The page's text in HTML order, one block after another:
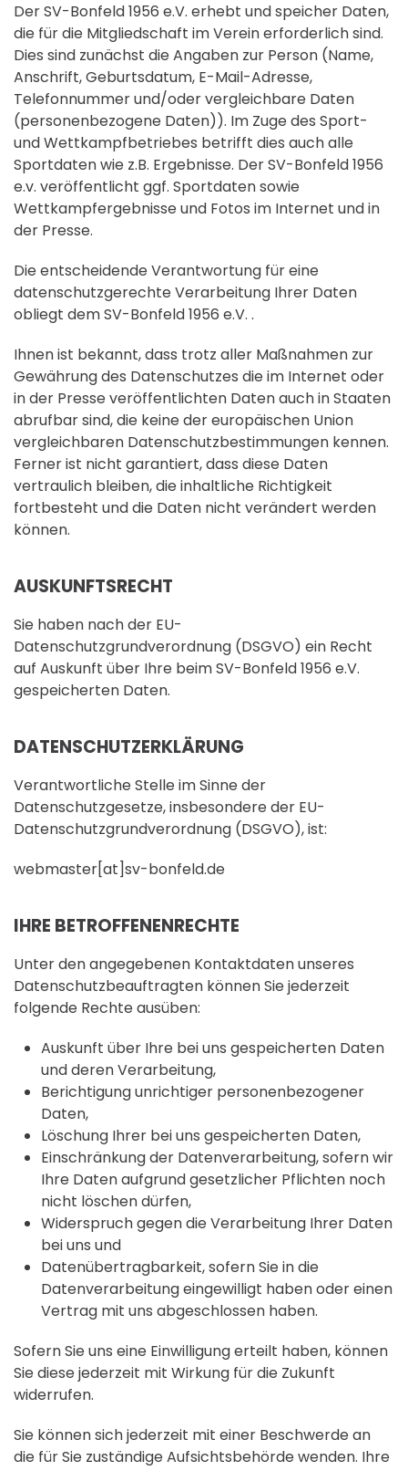
Der SV-Bonfeld 1956 e.V. erhebt und speicher Daten,
die für die Mitgliedschaft im Verein erforderlich sind.
Dies sind zunächst die Angaben zur Person (Name,
Anschrift, Geburtsdatum, E-Mail-Adresse,
Telefonnummer und/oder vergleichbare Daten
(personenbezogene Daten)). Im Zuge des Sport-
und Wettkampfbetriebes betrifft dies auch alle
Sportdaten wie z.B. Ergebnisse. Der SV-Bonfeld 1956
e.v. veröffentlicht ggf. Sportdaten sowie
Wettkampfergebnisse und Fotos im Internet und in
der Presse.
Die entscheidende Verantwortung für eine
datenschutzgerechte Verarbeitung Ihrer Daten
obliegt dem SV-Bonfeld 1956 e.V. .
Ihnen ist bekannt, dass trotz aller Maßnahmen zur
Gewährung des Datenschutzes die im Internet oder
in der Presse veröffentlichten Daten auch in Staaten
abrufbar sind, die keine der europäischen Union
vergleichbaren Datenschutzbestimmungen kennen.
Ferner ist nicht garantiert, dass diese Daten
vertraulich bleiben, die inhaltliche Richtigkeit
fortbesteht und die Daten nicht verändert werden
können.
AUSKUNFTSRECHT
Sie haben nach der EU-
Datenschutzgrundverordnung (DSGVO) ein Recht
auf Auskunft über Ihre beim SV-Bonfeld 1956 e.V.
gespeicherten Daten.
DATENSCHUTZERKLÄRUNG
Verantwortliche Stelle im Sinne der
Datenschutzgesetze, insbesondere der EU-
Datenschutzgrundverordnung (DSGVO), ist:
webmaster[at]sv-bonfeld.de
IHRE BETROFFENENRECHTE
Unter den angegebenen Kontaktdaten unseres
Datenschutzbeauftragten können Sie jederzeit
folgende Rechte ausüben:
Auskunft über Ihre bei uns gespeicherten Daten
und deren Verarbeitung,
Berichtigung unrichtiger personenbezogener
Daten,
Löschung Ihrer bei uns gespeicherten Daten,
Einschränkung der Datenverarbeitung, sofern wir
Ihre Daten aufgrund gesetzlicher Pflichten noch
nicht löschen dürfen,
Widerspruch gegen die Verarbeitung Ihrer Daten
bei uns und
Datenübertragbarkeit, sofern Sie in die
Datenverarbeitung eingewilligt haben oder einen
Vertrag mit uns abgeschlossen haben.
Sofern Sie uns eine Einwilligung erteilt haben, können
Sie diese jederzeit mit Wirkung für die Zukunft
widerrufen.
Sie können sich jederzeit mit einer Beschwerde an
die für Sie zuständige Aufsichtsbehörde wenden. Ihre